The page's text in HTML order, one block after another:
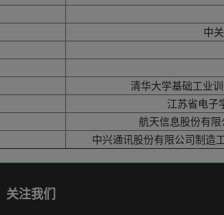
中
清华大学基础工业
江苏省电子
航天信息股份有
中兴通讯股份有限公司制造
关注我们